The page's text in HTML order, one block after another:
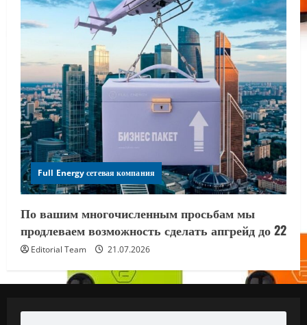
Full Energy сетевая компания
По вашим многочисленным просьбам мы
продлеваем возможность сделать апгрейд до 22
Editorial Team 21.07.2026